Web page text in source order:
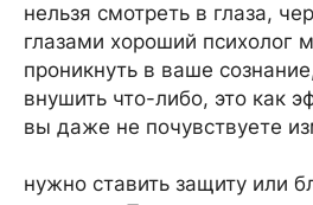
нельзя смотреть в глаза,
глазами хороший психолог
проникнуть в ваше
внушить что-либо, это как
вы даже не почувствуете
нужно ставить защиту или